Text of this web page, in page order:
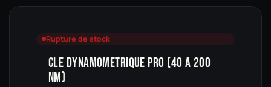
Rupture de stock
CLE DYNAMOMETRIQUE PRO (40 A 200
NM)